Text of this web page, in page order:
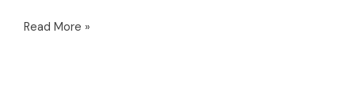
Read More »